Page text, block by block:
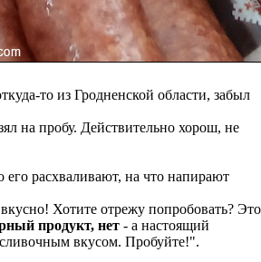
то из Гродненской области, забыл
на пробу. Действительно хорош, не
его расхваливают, на что напирают
Хотите отрежу попробовать? Это
продукт, нет - а настоящий
вкусом. Пробуйте!".